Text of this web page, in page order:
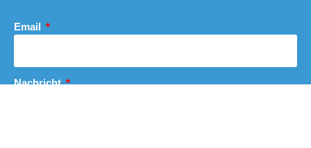
Email
Nachricht